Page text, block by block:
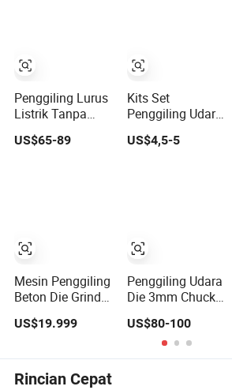
Penggiling Lurus
Listrik Tanpa
Sikat Berkualitas
Tinggi Alat
US$65-89
Mesin Penggiling
Beton Die Grinder
Gear 955
US$19.999
Kits Set
Penggiling Udara
Berkualitas
Tinggi 25000rpm
US$4,5-5
Penggiling Udara
Die 3mm Chuck
Cetakan
Penggilingan
US$80-100
Rincian Cepat